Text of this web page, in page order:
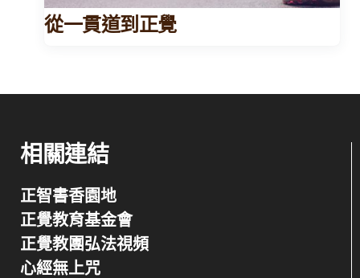
從一貫道到正覺
相關連結
正智書香園地
正覺教育基金會
正覺教團弘法視頻
心經無上咒